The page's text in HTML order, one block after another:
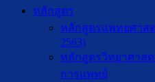
หลักสูตร
หลักสูตรแพทยศาส
2563)
หลักสูตรวิทยาศาส
การแพทย์